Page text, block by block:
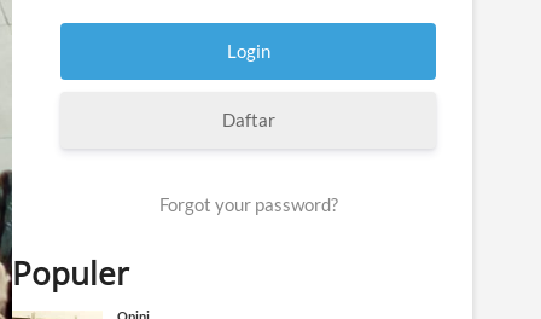
Daftar
Forgot your password?
Populer